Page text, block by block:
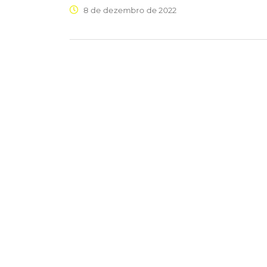
8 de dezembro de 2022